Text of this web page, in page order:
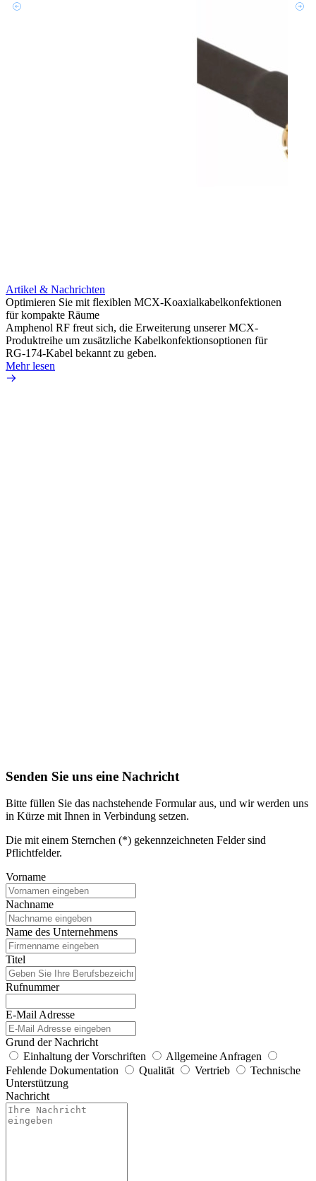
Artikel & Nachrichten
Optimieren Sie mit flexiblen MCX-Koaxialkabelkonfektionen
für kompakte Räume
Amphenol RF freut sich, die Erweiterung unserer MCX-
Produktreihe um zusätzliche Kabelkonfektionsoptionen für
RG-174-Kabel bekannt zu geben.
Mehr lesen
Senden Sie uns eine Nachricht
Bitte füllen Sie das nachstehende Formular aus, und wir werden uns
in Kürze mit Ihnen in Verbindung setzen.
Die mit einem Sternchen (*) gekennzeichneten Felder sind
Pflichtfelder.
Vorname
Nachname
Name des Unternehmens
Titel
Rufnummer
E-Mail Adresse
Grund der Nachricht
Einhaltung der Vorschriften
Allgemeine Anfragen
Fehlende Dokumentation
Qualität Vertrieb
Technische
Unterstützung
Nachricht